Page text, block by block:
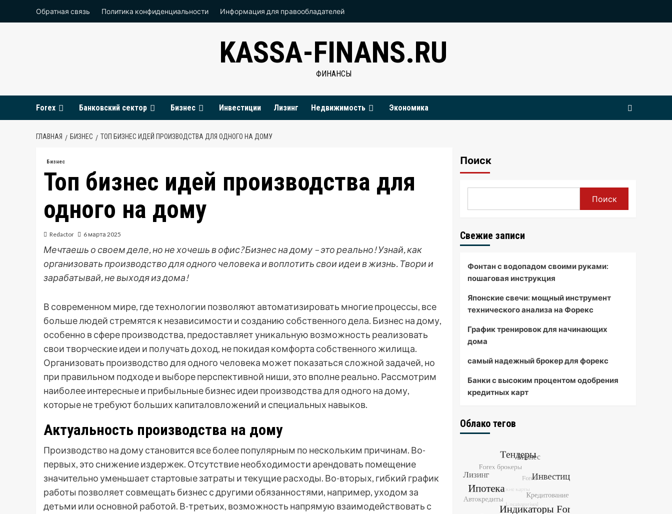
Обратная связь Политика конфиденциальности Информация для правообладателей
KASSA-FINANS.RU
ФИНАНСЫ
Forex Банковский сектор Бизнес Инвестиции Лизинг Недвижимость Экономика
ГЛАВНАЯ БИЗНЕС ТОП БИЗНЕС ИДЕЙ ПРОИЗВОДСТВА ДЛЯ ОДНОГО НА ДОМУ
Бизнес
Топ бизнес идей производства для
одного на дому
Redactor 6 марта 2025
Мечтаешь о своем деле, но не хочешь в офис? Бизнес на дому – это реально! Узнай, как
организовать производство для одного человека и воплотить свои идеи в жизнь. Твори и
зарабатывай, не выходя из дома!
В современном мире, где технологии позволяют автоматизировать многие процессы, все
больше людей стремятся к независимости и созданию собственного дела. Бизнес на дому,
особенно в сфере производства, предоставляет уникальную возможность реализовать
свои творческие идеи и получать доход, не покидая комфорта собственного жилища.
Организовать производство для одного человека может показаться сложной задачей, но
при правильном подходе и выборе перспективной ниши, это вполне реально. Рассмотрим
наиболее интересные и прибыльные бизнес идеи производства для одного на дому,
которые не требуют больших капиталовложений и специальных навыков.
Актуальность производства на дому
Производство на дому становится все более популярным по нескольким причинам. Во-
первых, это снижение издержек. Отсутствие необходимости арендовать помещение
значительно уменьшает стартовые затраты и текущие расходы. Во-вторых, гибкий график
работы позволяет совмещать бизнес с другими обязанностями, например, уходом за
детьми или основной работой. В-третьих, возможность напрямую взаимодействовать с
Поиск
Поиск
Свежие записи
Фонтан с водопадом своими руками:
пошаговая инструкция
Японские свечи: мощный инструмент
технического анализа на Форекс
График тренировок для начинающих
дома
самый надежный брокер для форекс
Банки с высоким процентом одобрения
кредитных карт
Облако тегов